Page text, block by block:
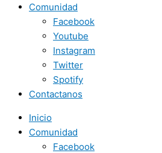
Comunidad
Facebook
Youtube
Instagram
Twitter
Spotify
Contactanos
Inicio
Comunidad
Facebook